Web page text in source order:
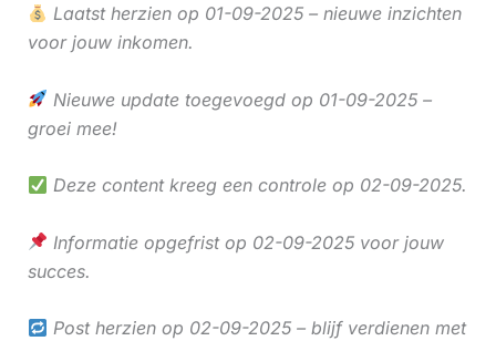
Laatst herzien op 01-09-2025 – nieuwe inzichten
voor jouw inkomen.
Nieuwe update toegevoegd op 01-09-2025 –
groei mee!
Deze content kreeg een controle op 02-09-2025.
Informatie opgefrist op 02-09-2025 voor jouw
succes.
Post herzien op 02-09-2025 – blijf verdienen met